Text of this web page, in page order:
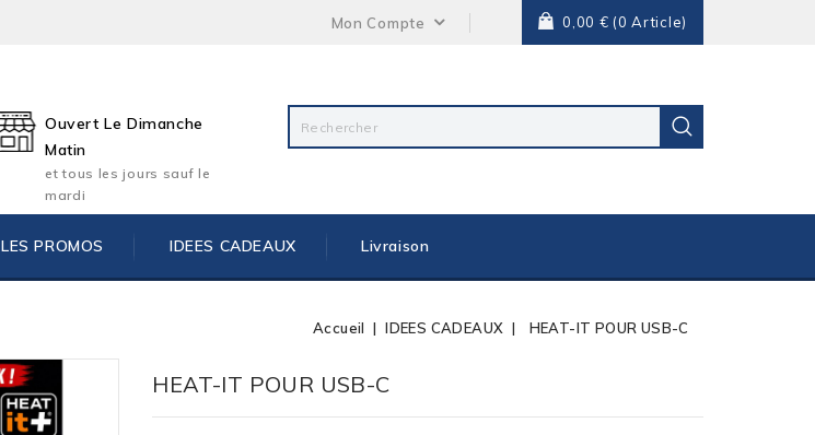
Mon Compte 0,00 € (0 Article)
Ouvert Le Dimanche
Matin
et tous les jours sauf le
mardi
LES PROMOS IDEES CADEAUX Livraison
Accueil IDEES CADEAUX HEAT-IT POUR USB-C
HEAT-IT POUR USB-C